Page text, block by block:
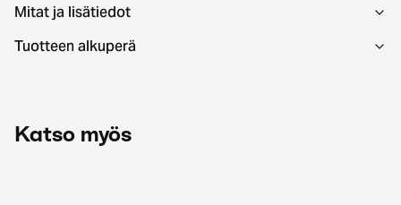
Mitat ja lisätiedot
Tuotteen alkuperä
Katso myös